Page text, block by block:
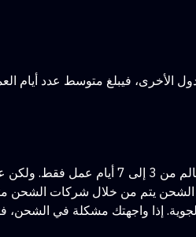
هذه هي أسرع طريقة شحن بين الطرق الثلاث حيث
إذا واجهتك مشكلة في الشحن،